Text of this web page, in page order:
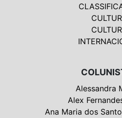
Alessandra
Alex
Ana Maria dos